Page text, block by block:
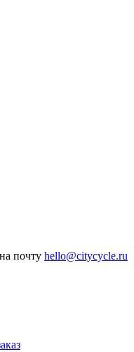
почту hello@citycycle.ru